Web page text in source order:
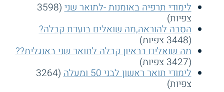
לימודי תרפיה באומנות -לתואר שני (3598
צפיות)
הסבה להוראה,מה שואלים בועדת קבלה?
(3448 צפיות)
מה שואלים בראיון קבלה לתואר שני באנגלית??
(3427 צפיות)
לימודי תואר ראשון לבני 50 ומעלה (3264
צפיות)